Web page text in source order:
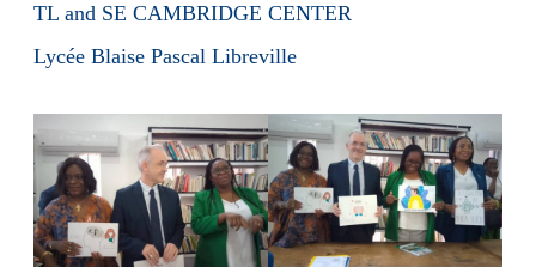
TL and SE CAMBRIDGE CENTER
Lycée Blaise Pascal Libreville